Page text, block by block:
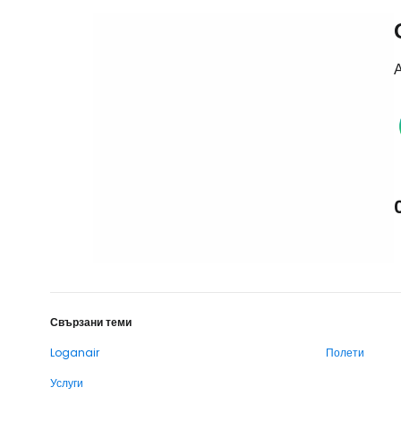
Свързани теми
Loganair
Полети
Услуги